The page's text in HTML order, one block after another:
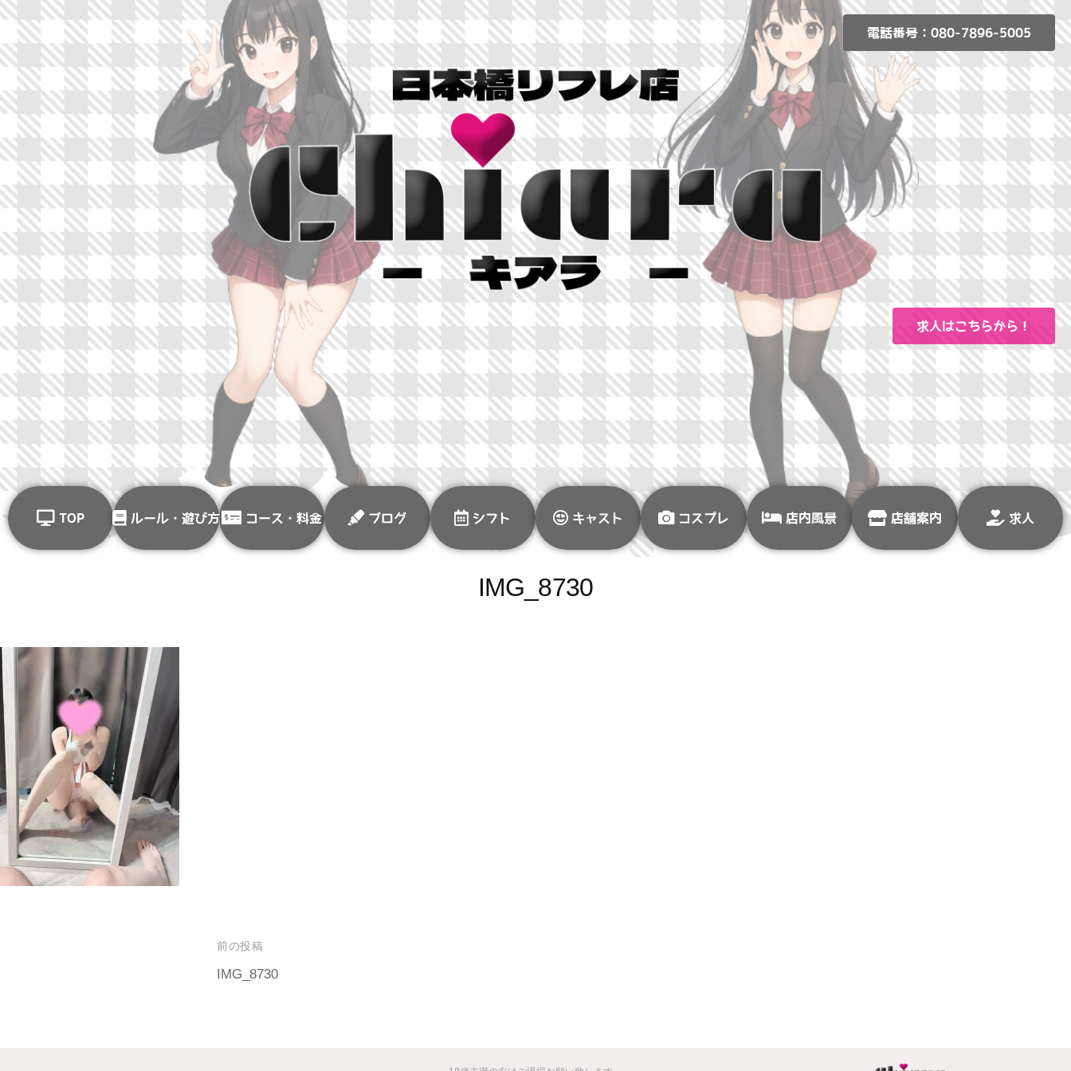
電話番号：080-7896-5005
求人はこちらから！
TOP ルール・遊び方 コース・料金 ブログ シフト キャスト コスプレ 店内風景 店舗案内 求人
IMG_8730
前の投稿
IMG_8730